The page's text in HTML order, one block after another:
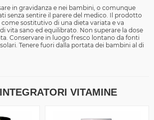
in gravidanza e nei bambini, o comunque
senza sentire il parere del medico. Il prodotto
sostitutivo di una dieta variata e va
vita sano ed equilibrato. Non superare la dose
Conservare in luogo fresco lontano da fonti
Tenere fuori dalla portata dei bambini al di
VITAMINE